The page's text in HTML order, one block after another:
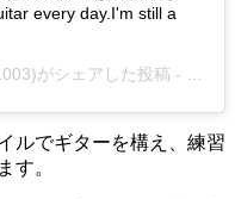
every day.I'm still a
がシェアした投稿 -
ルでギターを構え、練習
す。